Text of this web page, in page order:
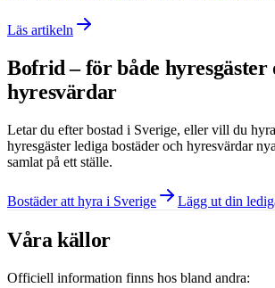
Läs artikeln
Bofrid – för både hyresgäster
hyresvärdar
Letar du efter bostad i Sverige, eller vill du
hyresgäster lediga bostäder och hyresvärdar
samlat på ett ställe.
Bostäder att hyra i Sverige Lägg ut din
Våra källor
Officiell information finns hos bland andra: